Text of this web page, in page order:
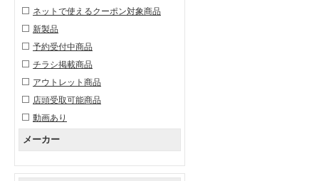
ネットで使えるクーポン対象商品
新製品
予約受付中商品
チラシ掲載商品
アウトレット商品
店頭受取可能商品
動画あり
メーカー